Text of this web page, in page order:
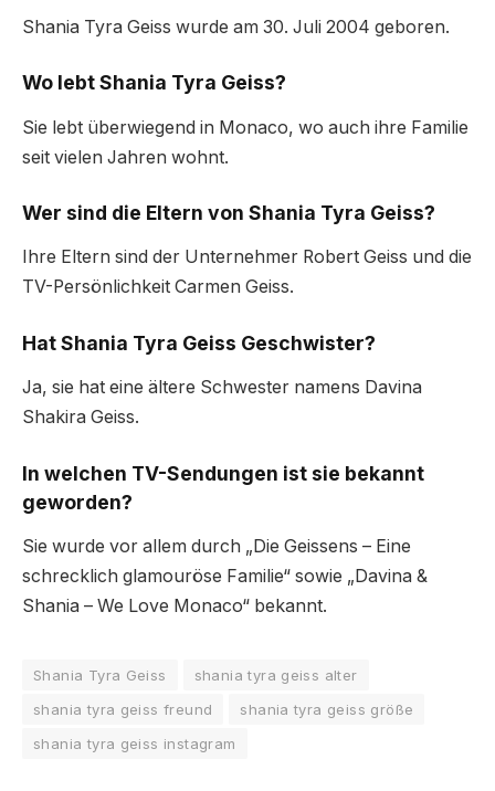
Shania Tyra Geiss wurde am 30. Juli 2004 geboren.
Wo lebt Shania Tyra Geiss?
Sie lebt überwiegend in Monaco, wo auch ihre Familie
seit vielen Jahren wohnt.
Wer sind die Eltern von Shania Tyra Geiss?
Ihre Eltern sind der Unternehmer Robert Geiss und die
TV-Persönlichkeit Carmen Geiss.
Hat Shania Tyra Geiss Geschwister?
Ja, sie hat eine ältere Schwester namens Davina
Shakira Geiss.
In welchen TV-Sendungen ist sie bekannt
geworden?
Sie wurde vor allem durch „Die Geissens – Eine
schrecklich glamouröse Familie“ sowie „Davina &
Shania – We Love Monaco“ bekannt.
Shania Tyra Geiss
shania tyra geiss alter
shania tyra geiss freund
shania tyra geiss größe
shania tyra geiss instagram